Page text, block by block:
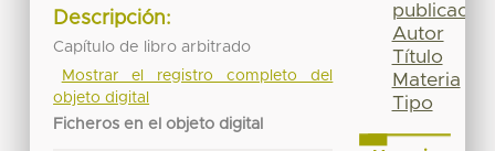
Descripción:
Capítulo de libro arbitrado
Mostrar el registro completo del
objeto digital
Ficheros en el objeto digital
publicación
Autor
Título
Materia
Tipo